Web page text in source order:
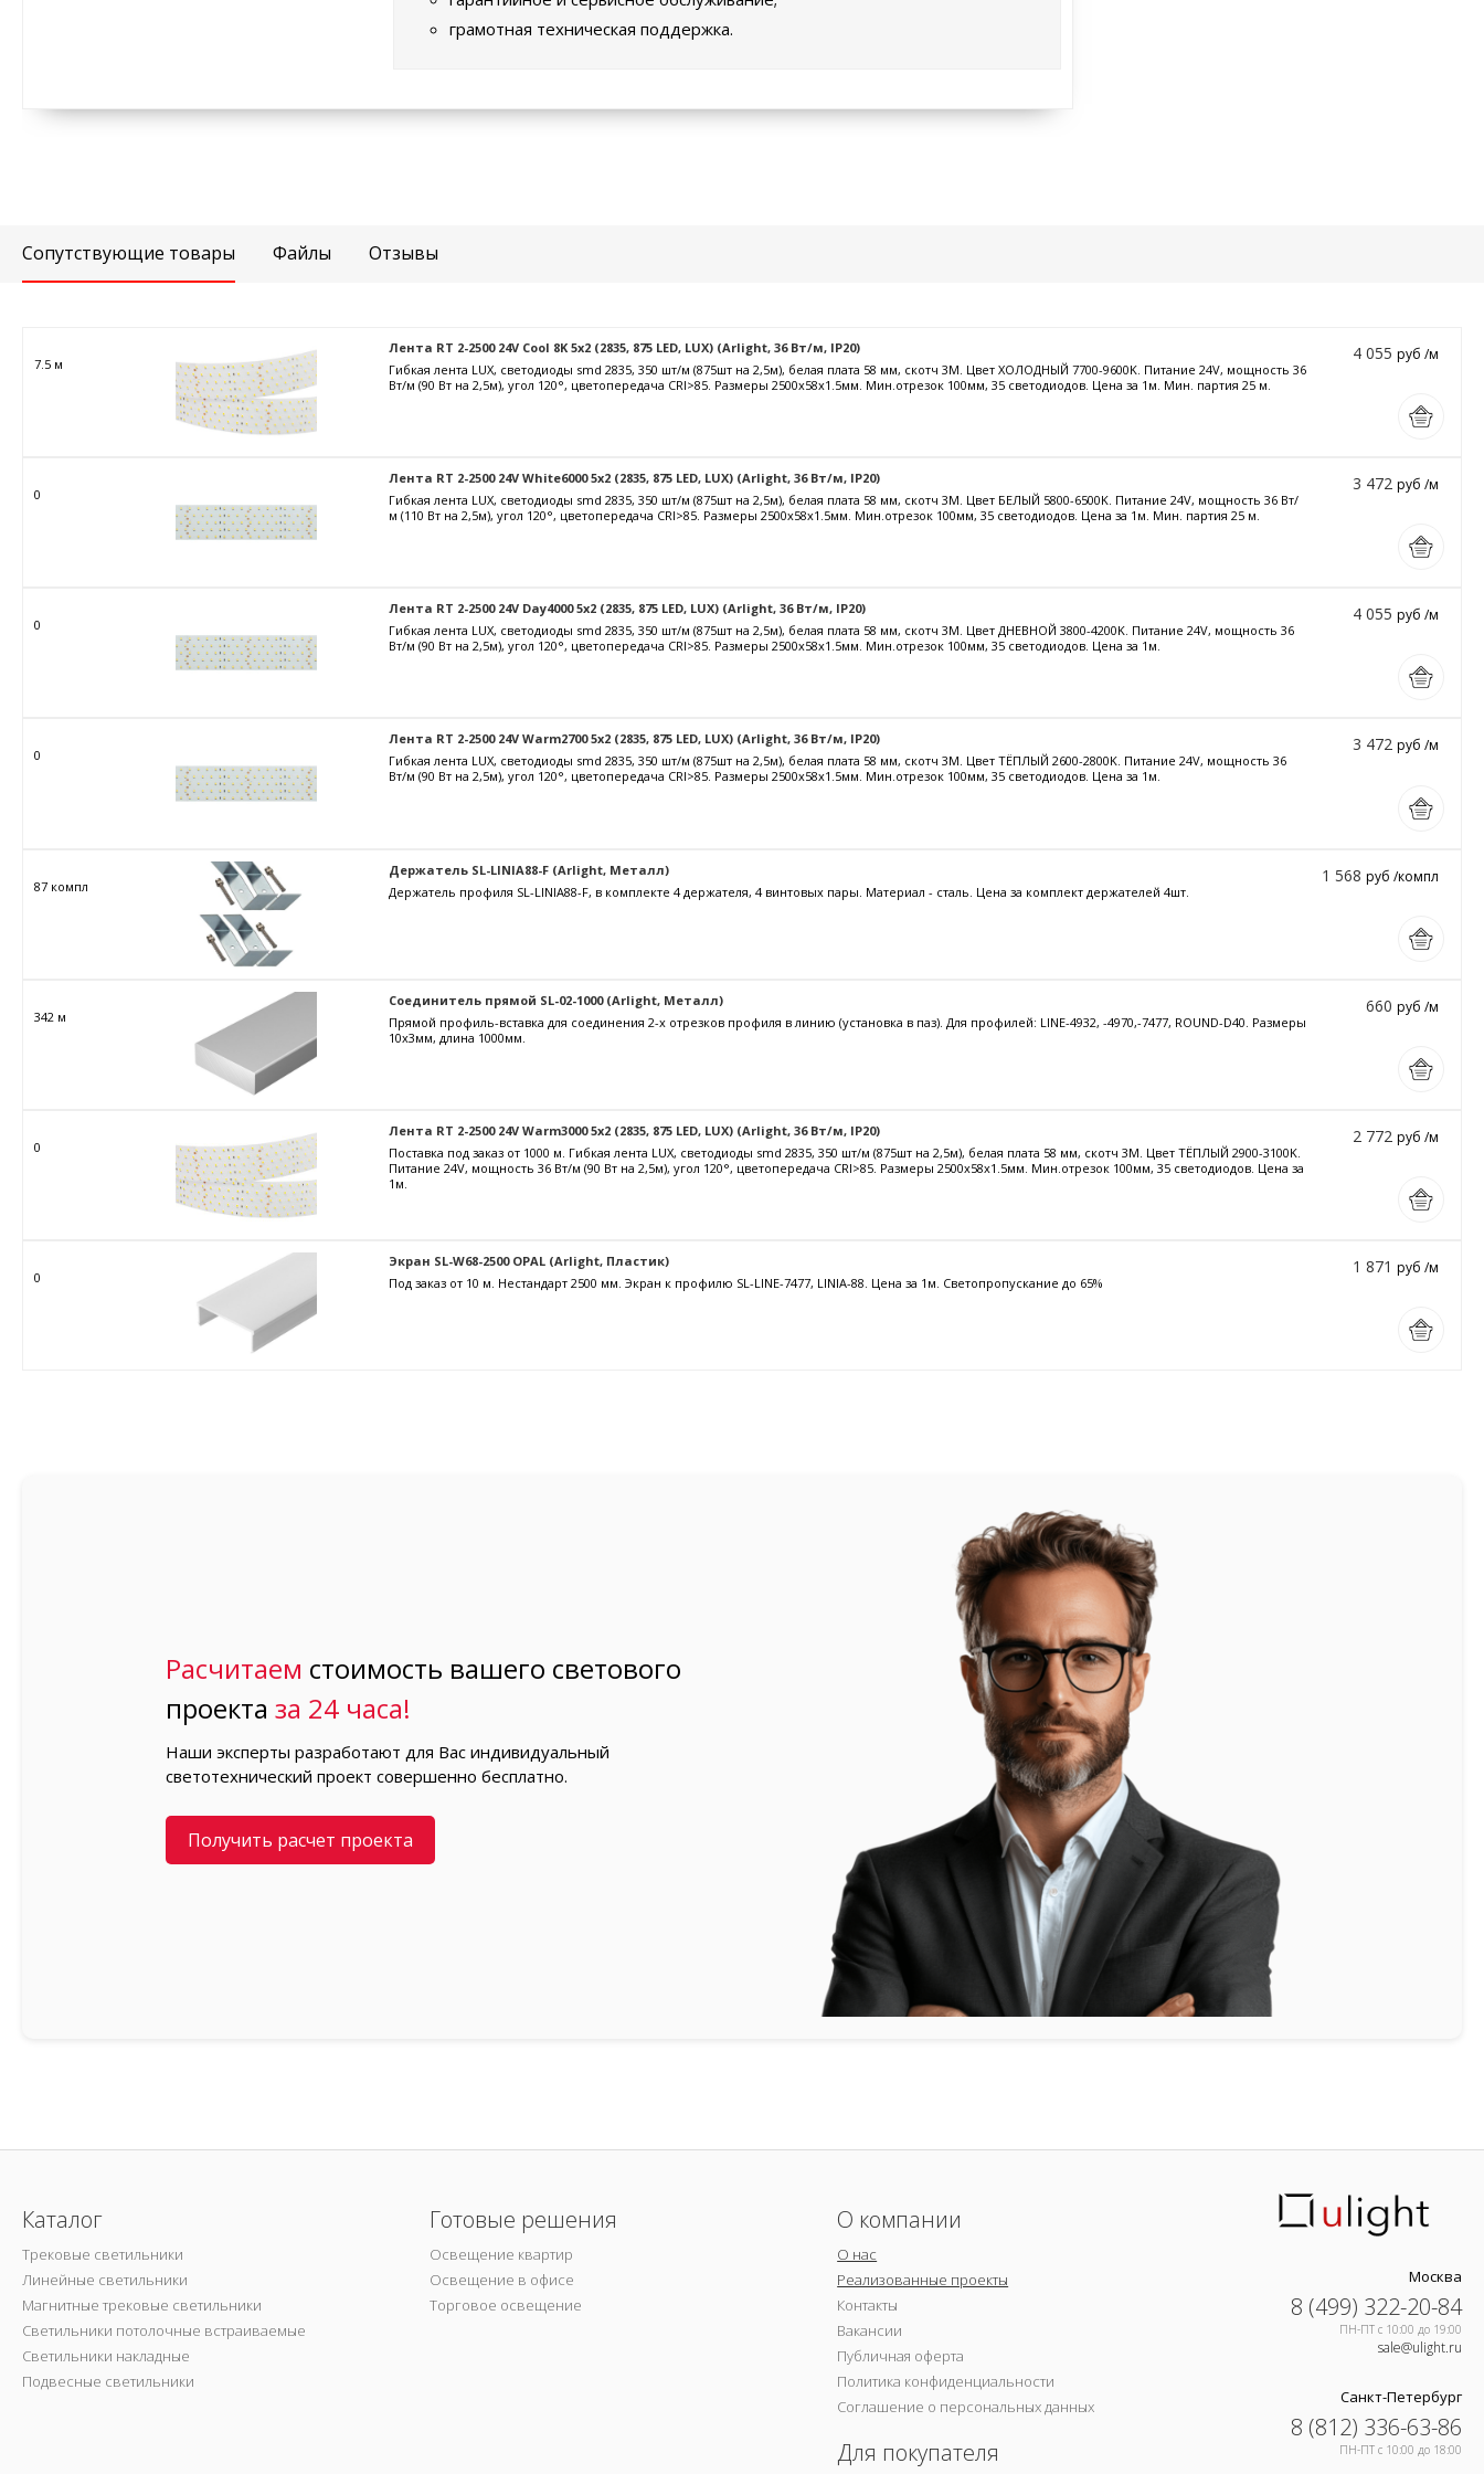
грамотная техническая поддержка.
Сопутствующие товары Файлы Отзывы
7.5 м
Лента RT 2-2500 24V Cool 8K 5x2 (2835, 875 LED, LUX) (Arlight, 36 Вт/м, IP20)
Гибкая лента LUX, светодиоды smd 2835, 350 шт/м (875шт на 2,5м), белая плата 58 мм, скотч 3М. Цвет ХОЛОДНЫЙ 7700-9600K. Питание 24V, мощность 36
Вт/м (90 Вт на 2,5м), угол 120°, цветопередача CRI>85. Размеры 2500х58x1.5мм. Мин.отрезок 100мм, 35 светодиодов. Цена за 1м. Мин. партия 25 м.
4 055 руб /м
0
Лента RT 2-2500 24V White6000 5x2 (2835, 875 LED, LUX) (Arlight, 36 Вт/м, IP20)
Гибкая лента LUX, светодиоды smd 2835, 350 шт/м (875шт на 2,5м), белая плата 58 мм, скотч 3М. Цвет БЕЛЫЙ 5800-6500K. Питание 24V, мощность 36 Вт/
м (110 Вт на 2,5м), угол 120°, цветопередача CRI>85. Размеры 2500х58x1.5мм. Мин.отрезок 100мм, 35 светодиодов. Цена за 1м. Мин. партия 25 м.
3 472 руб /м
0
Лента RT 2-2500 24V Day4000 5x2 (2835, 875 LED, LUX) (Arlight, 36 Вт/м, IP20)
Гибкая лента LUX, светодиоды smd 2835, 350 шт/м (875шт на 2,5м), белая плата 58 мм, скотч 3М. Цвет ДНЕВНОЙ 3800-4200K. Питание 24V, мощность 36
Вт/м (90 Вт на 2,5м), угол 120°, цветопередача CRI>85. Размеры 2500х58x1.5мм. Мин.отрезок 100мм, 35 светодиодов. Цена за 1м.
4 055 руб /м
0
Лента RT 2-2500 24V Warm2700 5x2 (2835, 875 LED, LUX) (Arlight, 36 Вт/м, IP20)
Гибкая лента LUX, светодиоды smd 2835, 350 шт/м (875шт на 2,5м), белая плата 58 мм, скотч 3М. Цвет ТЁПЛЫЙ 2600-2800K. Питание 24V, мощность 36
Вт/м (90 Вт на 2,5м), угол 120°, цветопередача CRI>85. Размеры 2500х58x1.5мм. Мин.отрезок 100мм, 35 светодиодов. Цена за 1м.
3 472 руб /м
87 компл
Держатель SL-LINIA88-F (Arlight, Металл)
Держатель профиля SL-LINIA88-F, в комплекте 4 держателя, 4 винтовых пары. Материал - сталь. Цена за комплект держателей 4шт.
1 568 руб /компл
342 м
Соединитель прямой SL-02-1000 (Arlight, Металл)
Прямой профиль-вставка для соединения 2-х отрезков профиля в линию (установка в паз). Для профилей: LINE-4932, -4970,-7477, ROUND-D40. Размеры
10х3мм, длина 1000мм.
660 руб /м
0
Лента RT 2-2500 24V Warm3000 5x2 (2835, 875 LED, LUX) (Arlight, 36 Вт/м, IP20)
Поставка под заказ от 1000 м. Гибкая лента LUX, светодиоды smd 2835, 350 шт/м (875шт на 2,5м), белая плата 58 мм, скотч 3М. Цвет ТЁПЛЫЙ 2900-3100K.
Питание 24V, мощность 36 Вт/м (90 Вт на 2,5м), угол 120°, цветопередача CRI>85. Размеры 2500х58x1.5мм. Мин.отрезок 100мм, 35 светодиодов. Цена за
1м.
2 772 руб /м
0
Экран SL-W68-2500 OPAL (Arlight, Пластик)
Под заказ от 10 м. Нестандарт 2500 мм. Экран к профилю SL-LINE-7477, LINIA-88. Цена за 1м. Светопропускание до 65%
1 871 руб /м
Расчитаем стоимость вашего светового
проектаза 24 часа!
Наши эксперты разработают для Вас индивидуальный
светотехнический проект совершенно бесплатно.
Получить расчет проекта
Каталог
Трековые светильники
Линейные светильники
Магнитные трековые светильники
Светильники потолочные встраиваемые
Светильники накладные
Подвесные светильники
Готовые решения
Освещение квартир
Освещение в офисе
Торговое освещение
О компании
О нас
Реализованные проекты
Контакты
Вакансии
Публичная оферта
Политика конфиденциальности
Соглашение о персональных данных
Для покупателя
Москва
8 (499) 322-20-84
ПН-ПТ c 10:00 до 19:00
sale@ulight.ru
Санкт-Петербург
8 (812) 336-63-86
ПН-ПТ c 10:00 до 18:00